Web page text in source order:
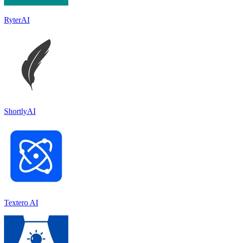
RyterAI
ShortlyAI
Textero AI